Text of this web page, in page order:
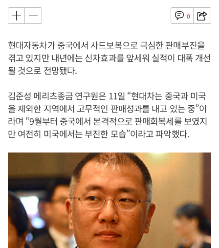
0
현대자동차가 중국에서 사드보복으로 극심한 판매부진을
겪고 있지만 내년에는 신차효과를 앞세워 실적이 대폭 개선
될 것으로 전망됐다.
김준성 메리츠종금 연구원은 11일 “현대차는 중국과 미국
을 제외한 지역에서 고무적인 판매성과를 내고 있는 중”이
라며 “9월부터 중국에서 본격적으로 판매회복세를 보였지
만 여전히 미국에서는 부진한 모습”이라고 파악했다.